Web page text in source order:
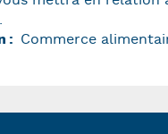
Commerce